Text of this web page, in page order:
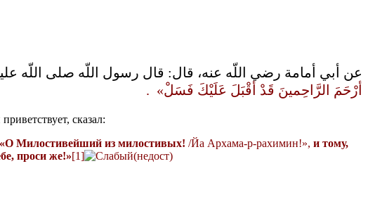
عن أبي أمامة رضي اللّه عنه، قال‏:‏ قال رسول اللّه صلى اللّه
أرْحَمَ الرَّاحِمينَ قَدْ أقْبَلَ عَلَيْكَ فَسَلْ‏» ‏‏ .‏
сказал:
«О Милостивейший из милостивых! /Йа Архама-р-рахимин!», и тому,
проси же!»[1]